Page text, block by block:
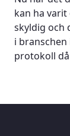
kan ha
skyldig och
i
protokoll